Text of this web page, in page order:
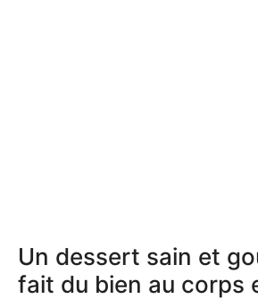
Un dessert sain et
fait du bien au corps